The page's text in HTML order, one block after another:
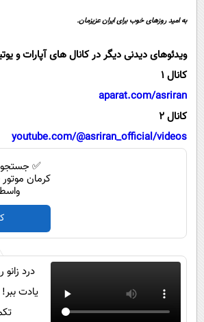
باشگاه مغز
اقتصاد
فناوری
گوناگون
محیط زیست
عصر ایران 2
روانشناسی
آشپزی
به امید روزهای خوب برای ایران عزیزمان.
ویدئوهای دیدنی دیگر در کانال های آپارات و
کانال 1
aparat.com/asriran
کانال 2
youtube.com/@asriran_official/videos
✅
کرمان
درد
یادت